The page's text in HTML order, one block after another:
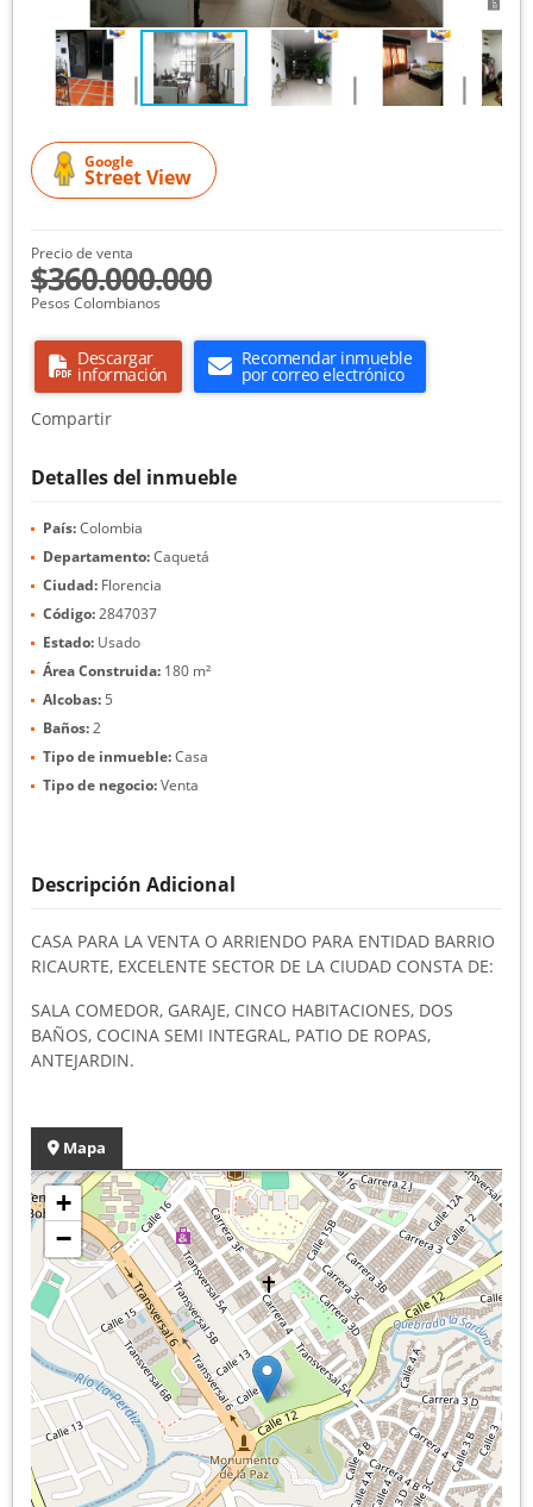
Google
Street View
Precio de venta
$360.000.000
Pesos Colombianos
Descargar
información
Recomendar inmueble
por correo electrónico
Compartir
Detalles del inmueble
País:Colombia
Departamento:Caquetá
Ciudad: Florencia
Código:2847037
Estado: Usado
Área Construida: 180 m²
Alcobas: 5
Baños:2
Tipo de inmueble:Casa
Tipo de negocio:Venta
Descripción Adicional
CASA PARA LA VENTA O ARRIENDO PARA ENTIDAD BARRIO
RICAURTE, EXCELENTE SECTOR DE LA CIUDAD CONSTA DE:
SALA COMEDOR, GARAJE, CINCO HABITACIONES, DOS
BAÑOS, COCINA SEMI INTEGRAL, PATIO DE ROPAS,
ANTEJARDIN.
Mapa
+
−